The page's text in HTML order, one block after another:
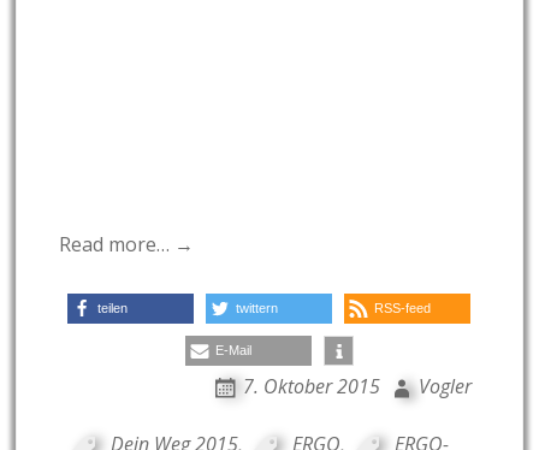
Read more… →
teilen twittern RSS-feed
E-Mail
7. Oktober 2015 Vogler
Dein Weg 2015, ERGO,
ERGO-